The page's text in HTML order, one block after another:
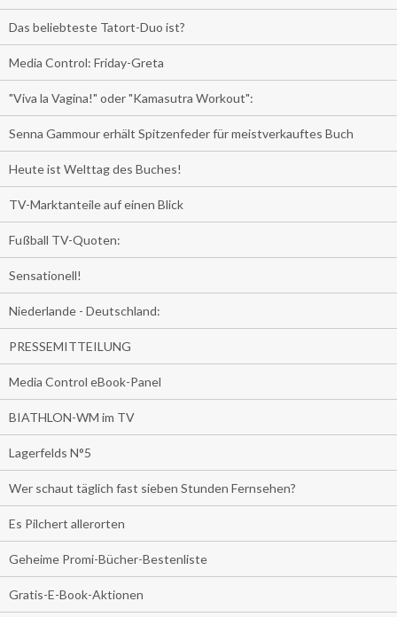
Das beliebteste Tatort-Duo ist?
Media Control: Friday-Greta
"Viva la Vagina!" oder "Kamasutra Workout":
Senna Gammour erhält Spitzenfeder für meistverkauftes Buch
Heute ist Welttag des Buches!
TV-Marktanteile auf einen Blick
Fußball TV-Quoten:
Sensationell!
Niederlande - Deutschland:
PRESSEMITTEILUNG
Media Control eBook-Panel
BIATHLON-WM im TV
Lagerfelds N°5
Wer schaut täglich fast sieben Stunden Fernsehen?
Es Pilchert allerorten
Geheime Promi-Bücher-Bestenliste
Gratis-E-Book-Aktionen